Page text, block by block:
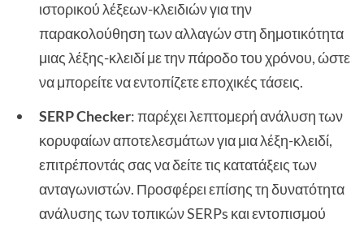
ιστορικού λέξεων-κλειδιών για την
παρακολούθηση των αλλαγών στη δημοτικότητα
μιας λέξης-κλειδί με την πάροδο του χρόνου, ώστε
να μπορείτε να εντοπίζετε εποχικές τάσεις.
SERP Checker: παρέχει λεπτομερή ανάλυση των
κορυφαίων αποτελεσμάτων για μια λέξη-κλειδί,
επιτρέποντάς σας να δείτε τις κατατάξεις των
ανταγωνιστών. Προσφέρει επίσης τη δυνατότητα
ανάλυσης των τοπικών SERPs και εντοπισμού